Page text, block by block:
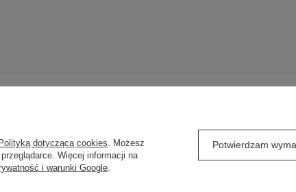
się
Wysyłka
dotyczącą cookies . Możesz
Więcej informacji na
i warunki Google
Potwierdzam